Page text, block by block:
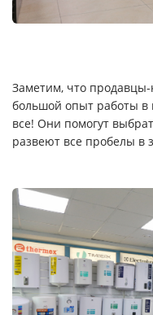
Заметим, что
большой опыт работы
все! Они помогут
развеют все пробелы в